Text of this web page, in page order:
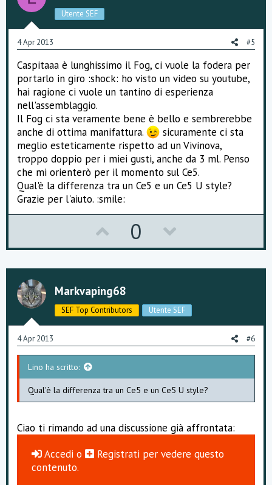
t
e
Utente SEF
4 Apr 2013 #5
Caspitaaa è lunghissimo il Fog, ci vuole la fodera per
portarlo in giro :shock: ho visto un video su youtube,
hai ragione ci vuole un tantino di esperienza
nell'assemblaggio.
Il Fog ci sta veramente bene è bello e sembrerebbe
anche di ottima manifattura.
sicuramente ci sta
meglio esteticamente rispetto ad un Vivinova,
troppo doppio per i miei gusti, anche da 3 ml. Penso
che mi orienterò per il momento sul Ce5.
Qual'è la differenza tra un Ce5 e un Ce5 U style?
Grazie per l'aiuto. :smile:
p
v
o
t
e
0
o
w
v
o
t
e
Markvaping68
SEF Top Contributors Utente SEF
4 Apr 2013 #6
Lino ha scritto:
Qual'è la differenza tra un Ce5 e un Ce5 U style?
Ciao ti rimando ad una discussione già affrontata:
Accedi o Registrati per vedere questo
contenuto.